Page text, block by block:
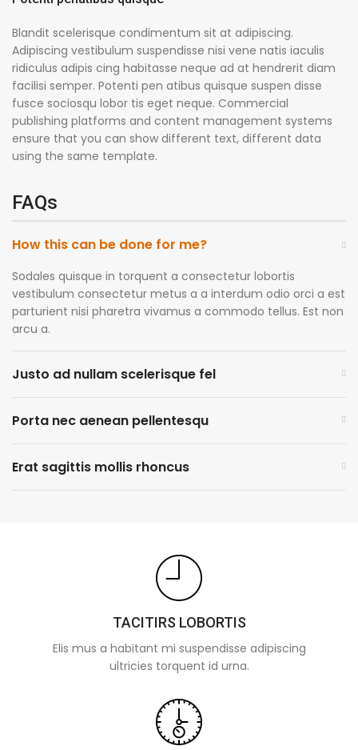
Blandit scelerisque condimentum sit at adipiscing.
Adipiscing vestibulum suspendisse nisi vene natis iaculis
ridiculus adipis cing habitasse neque ad at hendrerit diam
facilisi semper. Potenti pen atibus quisque suspen disse
fusce sociosqu lobor tis eget neque. Commercial
publishing platforms and content management systems
ensure that you can show different text, different data
using the same template.
FAQs
How this can be done for me?
Sodales quisque in torquent a consectetur lobortis
vestibulum consectetur metus a a interdum odio orci a est
parturient nisi pharetra vivamus a commodo tellus. Est non
arcu a.
Justo ad nullam scelerisque fel
Porta nec aenean pellentesqu
Erat sagittis mollis rhoncus
TACITIRS LOBORTIS
Elis mus a habitant mi suspendisse adipiscing
ultricies torquent id urna.